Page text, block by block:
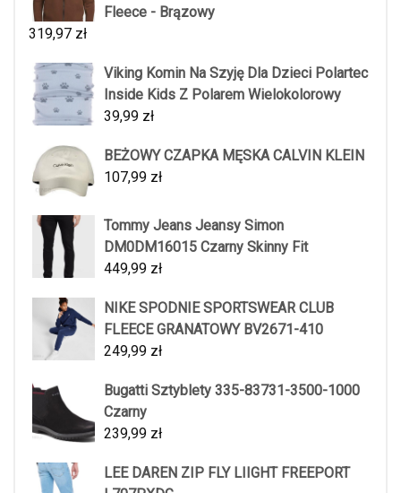
Fleece - Brązowy
319,97 zł
Viking Komin Na Szyję Dla Dzieci Polartec
Inside Kids Z Polarem Wielokolorowy
39,99 zł
BEŻOWY CZAPKA MĘSKA CALVIN KLEIN
107,99 zł
Tommy Jeans Jeansy Simon
DM0DM16015 Czarny Skinny Fit
449,99 zł
NIKE SPODNIE SPORTSWEAR CLUB
FLEECE GRANATOWY BV2671-410
249,99 zł
Bugatti Sztyblety 335-83731-3500-1000
Czarny
239,99 zł
LEE DAREN ZIP FLY LIIGHT FREEPORT